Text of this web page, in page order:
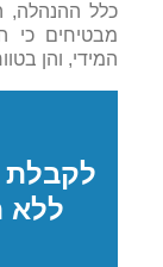
כלל ההנהלה,
מבטיחים כי
המידי, והן
לקבלת
ללא